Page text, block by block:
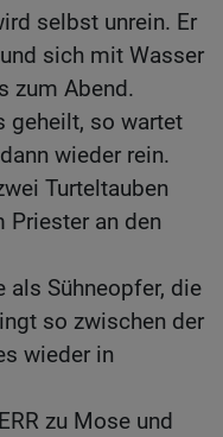
selbst unrein. Er
sich mit Wasser
zum Abend.
geheilt, so wartet
wieder rein.
Turteltauben
Priester an den
als Sühneopfer, die
so zwischen der
wieder in
zu Mose und